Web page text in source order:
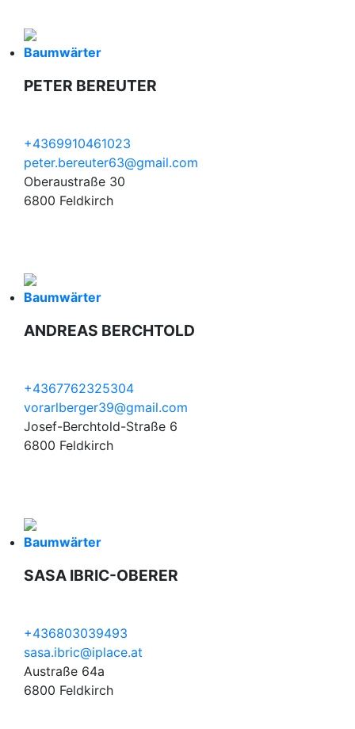
Baumwärter
PETER BEREUTER
+4369910461023
peter.bereuter63@gmail.com
Oberaustraße 30
6800 Feldkirch
Baumwärter
ANDREAS BERCHTOLD
+4367762325304
vorarlberger39@gmail.com
Josef-Berchtold-Straße 6
6800 Feldkirch
Baumwärter
SASA IBRIC-OBERER
+436803039493
sasa.ibric@iplace.at
Austraße 64a
6800 Feldkirch